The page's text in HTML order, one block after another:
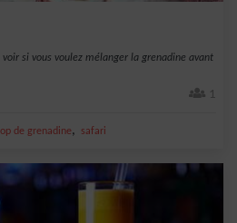
si vous voulez mélanger la grenadine avant
1
de grenadine, safari